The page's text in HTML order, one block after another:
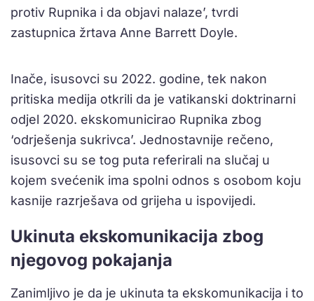
protiv Rupnika i da objavi nalaze’, tvrdi
zastupnica žrtava Anne Barrett Doyle.
Inače, isusovci su 2022. godine, tek nakon
pritiska medija otkrili da je vatikanski doktrinarni
odjel 2020. ekskomunicirao Rupnika zbog
‘odrješenja sukrivca’. Jednostavnije rečeno,
isusovci su se tog puta referirali na slučaj u
kojem svećenik ima spolni odnos s osobom koju
kasnije razrješava od grijeha u ispovijedi.
Ukinuta ekskomunikacija zbog
njegovog pokajanja
Zanimljivo je da je ukinuta ta ekskomunikacija i to